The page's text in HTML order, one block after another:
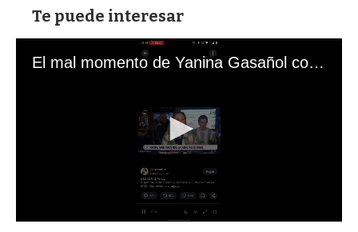
Te puede interesar
El mal momento de Yanina Gasañol con un hincha argentino en "Subrayado"